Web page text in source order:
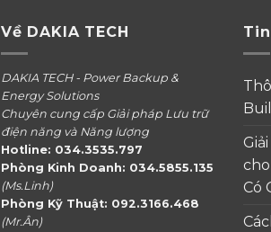
Về DAKIA TECH
DAKIA TECH - Power Backup &
Energy Solutions
Chuyên cung cấp Giải pháp Lưu trữ
điện năng và Năng lượng
Hotline: 034.3535.797
Phòng Kinh Doanh: 034.5855.135
(Ms.Linh)
Phòng Kỹ Thuật: 092.3166.468
(Mr.Ân)
Có